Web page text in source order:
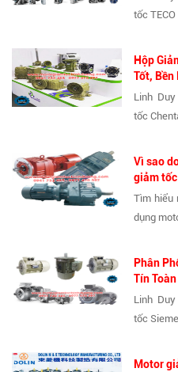
tốc
Hộp
Tốt, Bền
Linh
tốc
Vì sao
giảm tốc
Tìm hiểu
dụng
Phân
Tín
Linh
tốc
Motor